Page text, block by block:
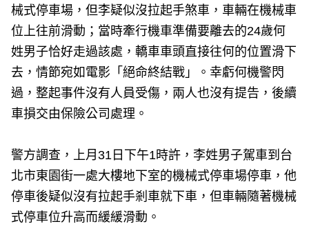
械式停車場，但李疑似沒拉起手煞車，車輛在機械車
位上往前滑動；當時牽行機車準備要離去的24歲何
姓男子恰好走過該處，轎車車頭直接往何的位置滑下
去，情節宛如電影「絕命終結戰」。幸虧何機警閃
過，整起事件沒有人員受傷，兩人也沒有提告，後續
車損交由保險公司處理。
警方調查，上月31日下午1時許，李姓男子駕車到台
北市東園街一處大樓地下室的機械式停車場停車，他
停車後疑似沒有拉起手剎車就下車，但車輛隨著機械
式停車位升高而緩緩滑動。